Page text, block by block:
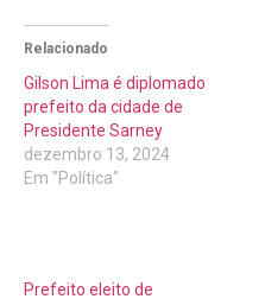
Relacionado
Gilson Lima é diplomado
prefeito da cidade de
Presidente Sarney
dezembro 13, 2024
Em "Política"
Prefeito eleito de